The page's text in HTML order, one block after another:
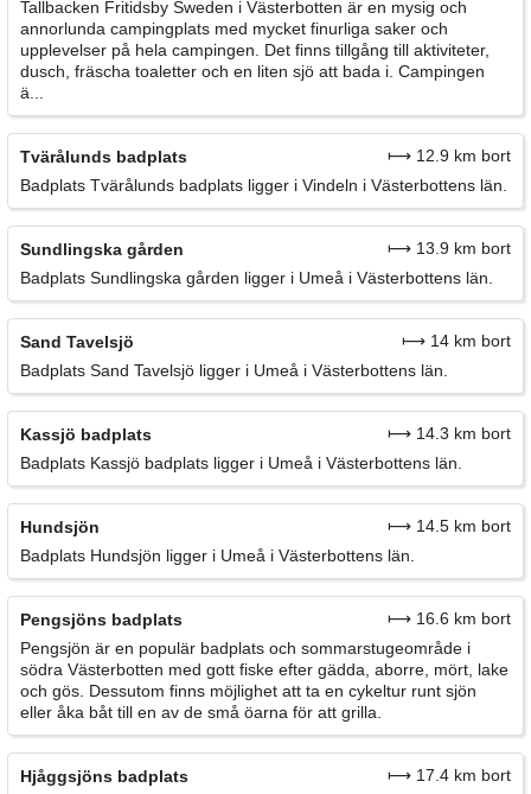
Tallbacken Fritidsby Sweden i Västerbotten är en mysig och
annorlunda campingplats med mycket finurliga saker och
upplevelser på hela campingen. Det finns tillgång till aktiviteter,
dusch, fräscha toaletter och en liten sjö att bada i. Campingen
ä...
Tvärålunds badplats
⟼ 12.9 km bort
Badplats Tvärålunds badplats ligger i Vindeln i Västerbottens län.
Sundlingska gården
⟼ 13.9 km bort
Badplats Sundlingska gården ligger i Umeå i Västerbottens län.
Sand Tavelsjö
⟼ 14 km bort
Badplats Sand Tavelsjö ligger i Umeå i Västerbottens län.
Kassjö badplats
⟼ 14.3 km bort
Badplats Kassjö badplats ligger i Umeå i Västerbottens län.
Hundsjön
⟼ 14.5 km bort
Badplats Hundsjön ligger i Umeå i Västerbottens län.
Pengsjöns badplats
⟼ 16.6 km bort
Pengsjön är en populär badplats och sommarstugeområde i
södra Västerbotten med gott fiske efter gädda, aborre, mört, lake
och gös. Dessutom finns möjlighet att ta en cykeltur runt sjön
eller åka båt till en av de små öarna för att grilla.
Hjåggsjöns badplats
⟼ 17.4 km bort